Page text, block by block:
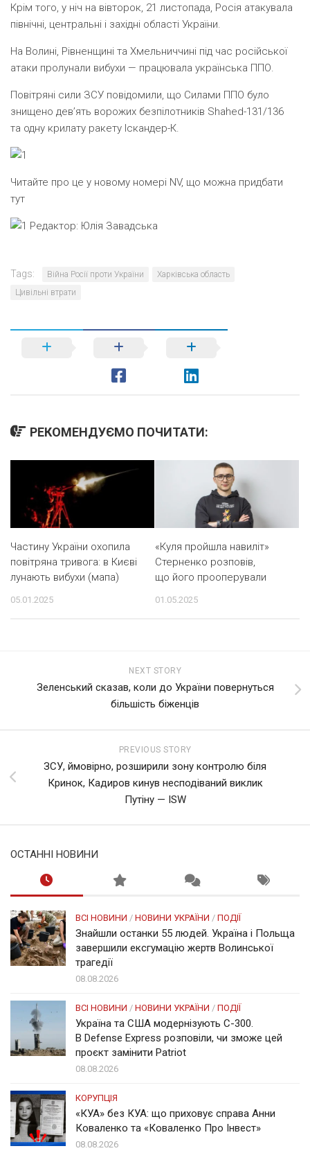
Крім того, у ніч на вівторок, 21 листопада, Росія атакувала
північні, центральні і західні області України.
На Волині, Рівненщині та Хмельниччині під час російської
атаки пролунали вибухи — працювала українська ППО.
Повітряні сили ЗСУ повідомили, що Силами ППО було
знищено дев’ять ворожих безпілотників Shahed-131/136
та одну крилату ракету Іскандер-К.
Читайте про це у новому номері NV, що можна придбати
тут
Редактор: Юлія Завадська
Tags: Війна Росії проти України
Харківська область
Цивільні втрати
РЕКОМЕНДУЄМО ПОЧИТАТИ:
Частину України охопила
повітряна тривога: в Києві
лунають вибухи (мапа)
05.01.2025
«Куля пройшла навиліт»
Стерненко розповів,
що його прооперували
01.05.2025
NEXT STORY
Зеленський сказав, коли до України повернуться
більшість біженців
PREVIOUS STORY
ЗСУ, ймовірно, розширили зону контролю біля
Кринок, Кадиров кинув несподіваний виклик
Путіну — ISW
ОСТАННІ НОВИНИ
ВСІ НОВИНИ / НОВИНИ УКРАЇНИ / ПОДІЇ
Знайшли останки 55 людей. Україна і Польща
завершили ексгумацію жертв Волинської
трагедії
08.08.2026
ВСІ НОВИНИ / НОВИНИ УКРАЇНИ / ПОДІЇ
Україна та США модернізують С-300.
В Defense Express розповіли, чи зможе цей
проєкт замінити Patriot
08.08.2026
КОРУПЦІЯ
«КУА» без КУА: що приховує справа Анни
Коваленко та «Коваленко Про Інвест»
08.08.2026